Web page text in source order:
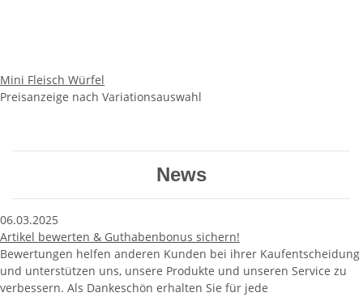
Mini Fleisch Würfel
Preisanzeige nach Variationsauswahl
News
06.03.2025
Artikel bewerten & Guthabenbonus sichern!
Bewertungen helfen anderen Kunden bei ihrer Kaufentscheidung
und unterstützen uns, unsere Produkte und unseren Service zu
verbessern. Als Dankeschön erhalten Sie für jede